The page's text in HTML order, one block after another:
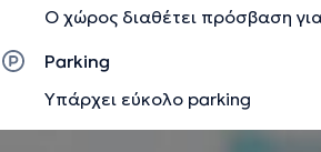
επαληθευμένες πληροφορίες.
Ο χώρος διαθέτει πρόσβαση
Parking
Υπάρχει εύκολο parking